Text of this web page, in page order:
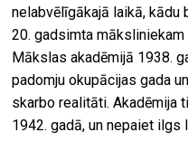
nelabvēlīgākajā laikā,
20. gadsimta
Mākslas akadēmijā 1938.
padomju okupācijas gada
skarbo realitāti. Akadēmija
1942. gadā, un nepaiet